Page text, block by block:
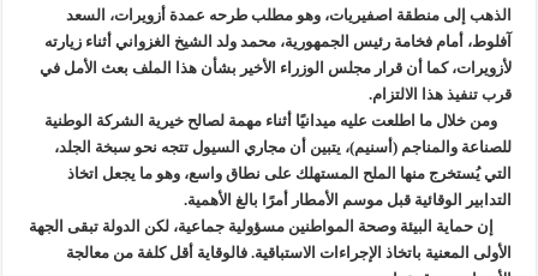
الذهب إلى منطقة اصفيريات، وهو مطلب طرحه عمدة أزويرات، السعد
آفلوط، أمام فخامة رئيس الجمهورية، محمد ولد الشيخ الغزواني أثناء زيارته
لأزويرات، كما أن قرار مجلس الوزراء الأخير بشأن هذا الملف بعث الأمل في
قرب تنفيذ هذا الالتزام.
ومن خلال ما اطلعت عليه ميدانيًا أثناء مهمة لصالح خيرية الشركة الوطنية
للصناعة والمناجم (أسنيم)، يتبين أن مجاري السيول تتجه نحو سبخة الجلد،
التي يُستخرج منها الملح المستهلك على نطاق واسع، وهو ما يجعل اتخاذ
التدابير الوقائية قبل موسم الأمطار أمرًا بالغ الأهمية.
إن حماية البيئة وصحة المواطنين مسؤولية جماعية، لكن الدولة تبقى الجهة
الأولى المعنية باتخاذ الإجراءات الاستباقية. فالوقاية أقل كلفة من معالجة